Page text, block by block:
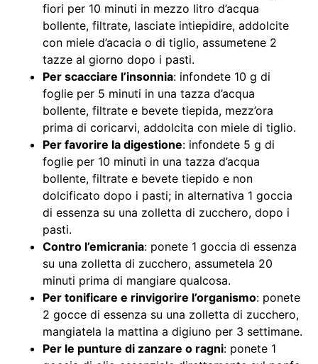
fiori per 10 minuti in mezzo litro d’acqua
bollente, filtrate, lasciate intiepidire, addolcite
con miele d’acacia o di tiglio, assumetene 2
tazze al giorno dopo i pasti.
Per scacciare l’insonnia: infondete 10 g di
foglie per 5 minuti in una tazza d’acqua
bollente, filtrate e bevete tiepida, mezz’ora
prima di coricarvi, addolcita con miele di tiglio.
Per favorire la digestione: infondete 5 g di
foglie per 10 minuti in una tazza d’acqua
bollente, filtrate e bevete tiepido e non
dolcificato dopo i pasti; in alternativa 1 goccia
di essenza su una zolletta di zucchero, dopo i
pasti.
Contro l’emicrania: ponete 1 goccia di essenza
su una zolletta di zucchero, assumetela 20
minuti prima di mangiare qualcosa.
Per tonificare e rinvigorire l’organismo: ponete
2 gocce di essenza su una zolletta di zucchero,
mangiatela la mattina a digiuno per 3 settimane.
Per le punture di zanzare o ragni: ponete 1